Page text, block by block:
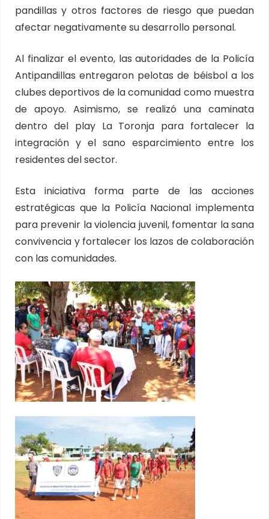
pandillas y otros factores de riesgo que puedan
afectar negativamente su desarrollo personal.
Al finalizar el evento, las autoridades de la Policía
Antipandillas entregaron pelotas de béisbol a los
clubes deportivos de la comunidad como muestra
de apoyo. Asimismo, se realizó una caminata
dentro del play La Toronja para fortalecer la
integración y el sano esparcimiento entre los
residentes del sector.
Esta iniciativa forma parte de las acciones
estratégicas que la Policía Nacional implementa
para prevenir la violencia juvenil, fomentar la sana
convivencia y fortalecer los lazos de colaboración
con las comunidades.